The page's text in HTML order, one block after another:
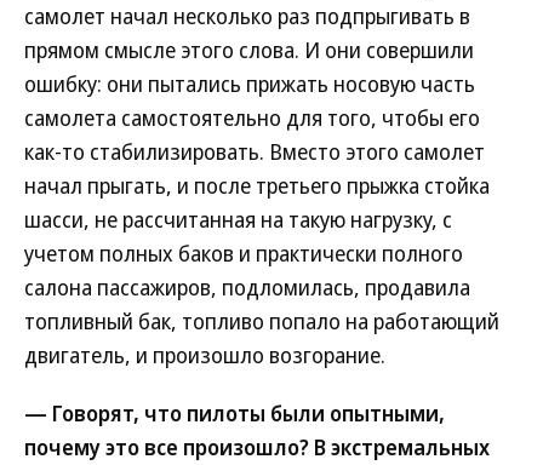
самолет начал несколько раз подпрыгивать в
прямом смысле этого слова. И они совершили
ошибку: они пытались прижать носовую часть
самолета самостоятельно для того, чтобы его
как-то стабилизировать. Вместо этого самолет
начал прыгать, и после третьего прыжка стойка
шасси, не рассчитанная на такую нагрузку, с
учетом полных баков и практически полного
салона пассажиров, подломилась, продавила
топливный бак, топливо попало на работающий
двигатель, и произошло возгорание.
— Говорят, что пилоты были опытными,
почему это все произошло? В экстремальных